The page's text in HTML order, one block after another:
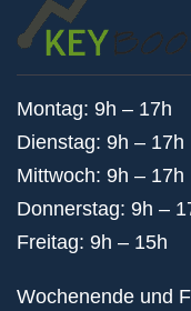
Montag: 9h – 17h
Dienstag: 9h – 17h
Mittwoch: 9h – 17h
Donnerstag: 9h –
Freitag: 9h – 15h
Wochenende und